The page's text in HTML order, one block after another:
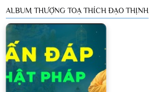
ALBUM THƯỢNG TOẠ THÍCH ĐẠO THỊNH